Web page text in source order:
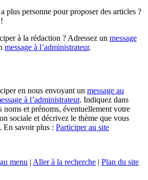
plus personne pour proposer des articles ?
à la rédaction ? Adressez un message
message à l’administrateur.
en nous envoyant un message au
à l’administrateur. Indiquez dans
noms et prénoms, éventuellement votre
sociale et décrivez le thème que vous
En savoir plus : Participer au site
menu | Aller à la recherche | Plan du site